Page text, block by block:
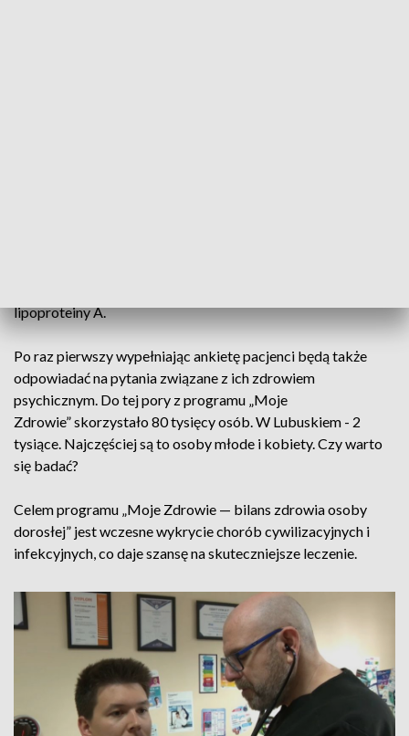
lipoproteiny A.
Po raz pierwszy wypełniając ankietę pacjenci będą także
odpowiadać na pytania związane z ich zdrowiem
psychicznym. Do tej pory z programu „Moje
Zdrowie” skorzystało 80 tysięcy osób. W Lubuskiem - 2
tysiące. Najczęściej są to osoby młode i kobiety. Czy warto
się badać?
Celem programu „Moje Zdrowie — bilans zdrowia osoby
dorosłej” jest wczesne wykrycie chorób cywilizacyjnych i
infekcyjnych, co daje szansę na skuteczniejsze leczenie.